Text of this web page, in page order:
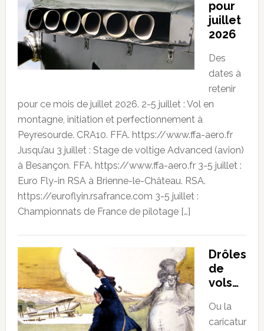
pour
juillet
2026
Des
dates à
retenir
pour ce mois de juillet 2026. 2-5 juillet : Vol en
montagne, initiation et perfectionnement à
Peyresourde. CRA10. FFA. https://www.ffa-aero.fr
Jusqu’au 3 juillet : Stage de voltige Advanced (avion)
à Besançon. FFA. https://www.ffa-aero.fr 3-5 juillet :
Euro Fly-in RSA à Brienne-le-Château. RSA.
https://euroflyin.rsafrance.com 3-5 juillet :
Championnats de France de pilotage […]
Drôles
de
vols…
Ou la
caricatur